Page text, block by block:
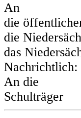
An
die
die
das
Nachrichtlich:
An die
Schulträger